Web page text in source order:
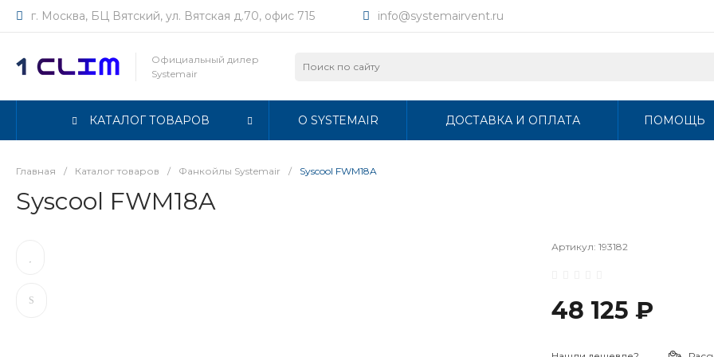
г. Москва, БЦ Вятский, ул. Вятская д.70, офис 715 info@systemairvent.ru
Официальный дилер
Systemair
КАТАЛОГ ТОВАРОВ О SYSTEMAIR ДОСТАВКА И ОПЛАТА ПОМОЩЬ
Главная / Каталог товаров / Фанкойлы Systemair / Syscool FWM18A
Syscool FWM18A
Артикул: 193182
48 125 ₽